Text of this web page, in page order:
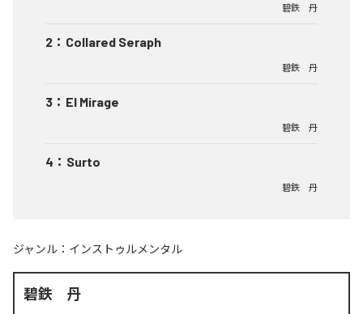
碧鉄 丹
2 ： Collared Seraph
碧鉄 丹
3 ： El Mirage
碧鉄 丹
4 ： Surto
碧鉄 丹
ジャンル： インストゥルメンタル
碧鉄 丹